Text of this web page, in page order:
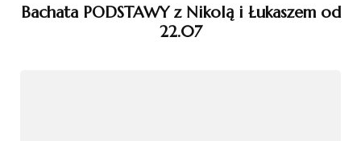
Bachata PODSTAWY z Nikolą i Łukaszem od
22.07